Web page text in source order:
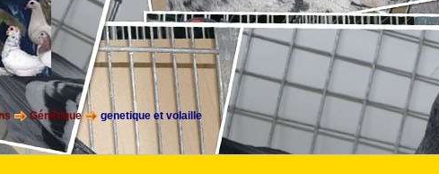
Génétique genetique et volaille